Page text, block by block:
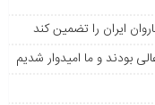
ایران را تضمین کند
بودند و ما امیدوار شدیم